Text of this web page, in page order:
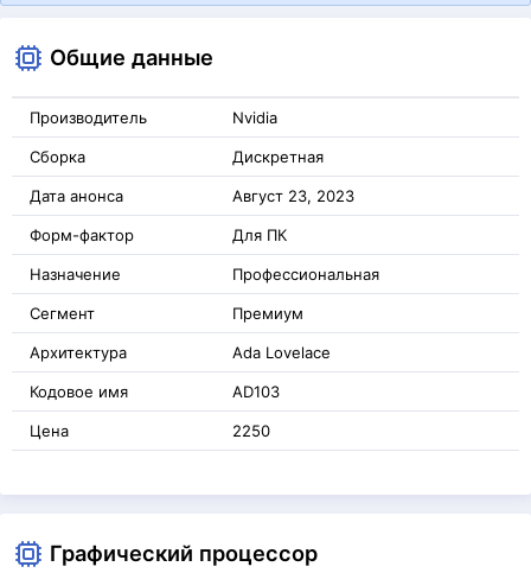
Общие данные
Производитель Nvidia
Сборка Дискретная
Дата анонса Август 23, 2023
Форм-фактор Для ПК
Назначение Профессиональная
Сегмент Премиум
Архитектура Ada Lovelace
Кодовое имя AD103
Цена 2250
Графический процессор